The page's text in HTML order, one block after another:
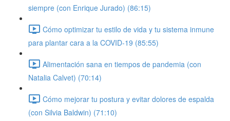
siempre (con Enrique Jurado) (86:15)
Cómo optimizar tu estilo de vida y tu sistema inmune
para plantar cara a la COVID-19 (85:55)
Alimentación sana en tiempos de pandemia (con
Natalia Calvet) (70:14)
Cómo mejorar tu postura y evitar dolores de espalda
(con Silvia Baldwin) (71:10)